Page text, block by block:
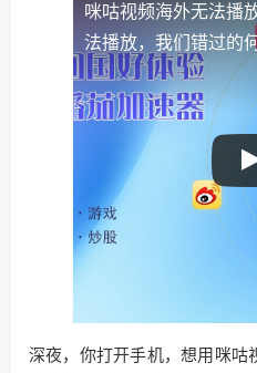
咪咕视频海外无法播
法播放，我们错过的
深夜，你打开手机，想用咪咕